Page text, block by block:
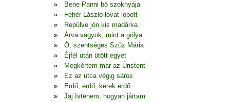
Bene Panni bő szoknyája
Fehér László lovat lopott
Repülve jön kis madárka
Árva vagyok, mint a gólya
Ó, szentséges Szűz Mária
Éjfél után ütött egyet
Megkértem már az Úristent
Ez az utca végig sáros
Erdő, erdő, kerek erdő
Jaj Istenem, hogyan jártam